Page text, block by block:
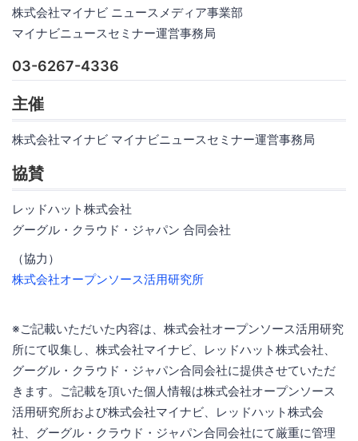
株式会社マイナビ ニュースメディア事業部
マイナビニュースセミナー運営事務局
03-6267-4336
主催
株式会社マイナビ マイナビニュースセミナー運営事務局
協賛
レッドハット株式会社
グーグル・クラウド・ジャパン 合同会社
（協力）
株式会社オープンソース活用研究所
※ご記載いただいた内容は、株式会社オープンソース活用研究
所にて収集し、株式会社マイナビ、レッドハット株式会社、
グーグル・クラウド・ジャパン合同会社に提供させていただ
きます。ご記載を頂いた個人情報は株式会社オープンソース
活用研究所および株式会社マイナビ、レッドハット株式会
社、グーグル・クラウド・ジャパン合同会社にて厳重に管理